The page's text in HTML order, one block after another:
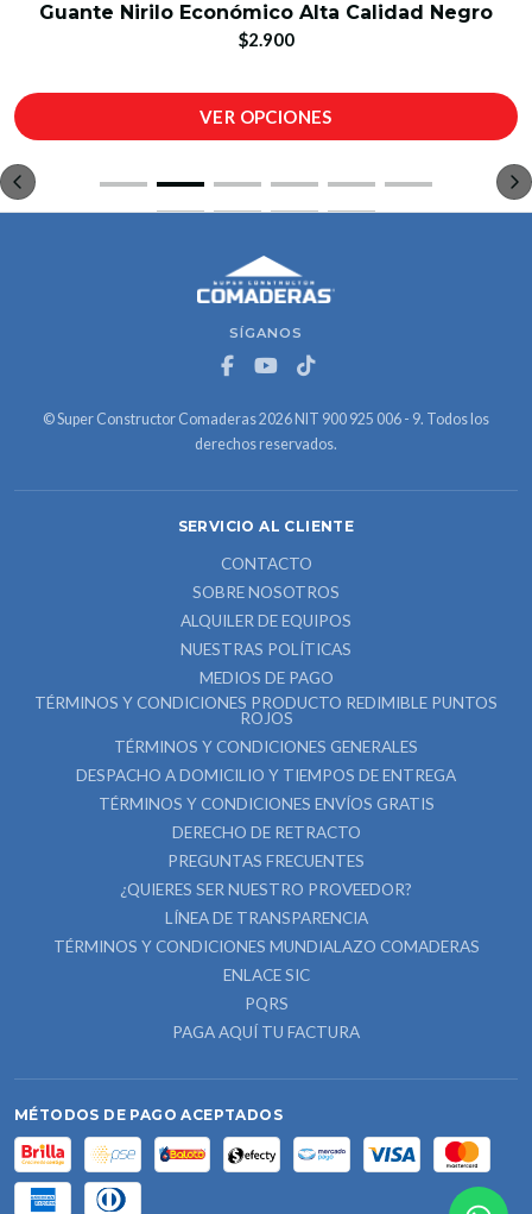
Guante Nirilo Económico Alta Calidad Negro
$2.900
VER OPCIONES
SÍGANOS
© Super Constructor Comaderas 2026 NIT 900 925 006 - 9. Todos los
derechos reservados.
SERVICIO AL CLIENTE
CONTACTO
SOBRE NOSOTROS
ALQUILER DE EQUIPOS
NUESTRAS POLÍTICAS
MEDIOS DE PAGO
TÉRMINOS Y CONDICIONES PRODUCTO REDIMIBLE PUNTOS
ROJOS
TÉRMINOS Y CONDICIONES GENERALES
DESPACHO A DOMICILIO Y TIEMPOS DE ENTREGA
TÉRMINOS Y CONDICIONES ENVÍOS GRATIS
DERECHO DE RETRACTO
PREGUNTAS FRECUENTES
¿QUIERES SER NUESTRO PROVEEDOR?
LÍNEA DE TRANSPARENCIA
TÉRMINOS Y CONDICIONES MUNDIALAZO COMADERAS
ENLACE SIC
PQRS
PAGA AQUÍ TU FACTURA
MÉTODOS DE PAGO ACEPTADOS